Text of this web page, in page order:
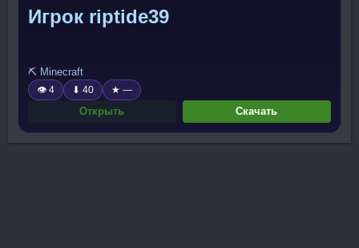
Игрок riptide39
⛏️ Minecraft
👁 4 ⬇ 40 ★ —
Открыть Скачать